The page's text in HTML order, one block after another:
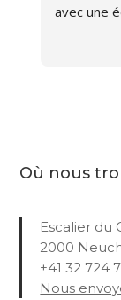
avec une
Où nous
Escalier du
2000
+41 32 724
Nous